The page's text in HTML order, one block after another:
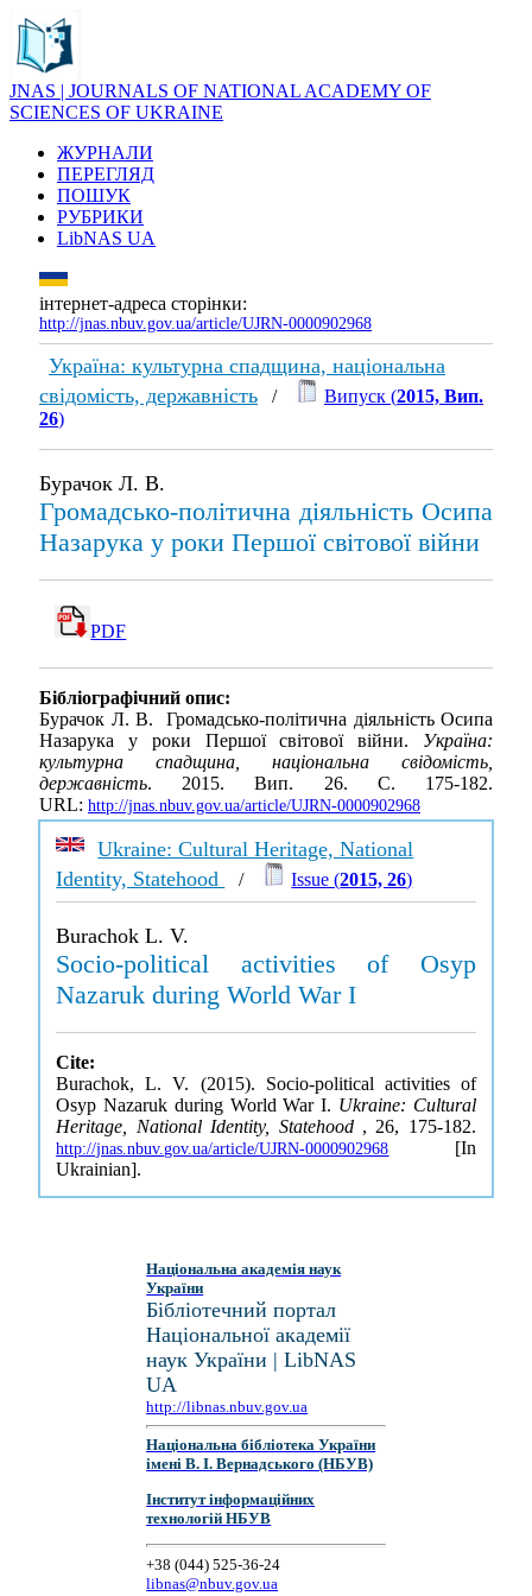
JNAS | JOURNALS OF NATIONAL ACADEMY OF
SCIENCES OF UKRAINE
ЖУРНАЛИ
ПЕРЕГЛЯД
ПОШУК
РУБРИКИ
LibNAS UA
інтернет-адреса сторінки:
http://jnas.nbuv.gov.ua/article/UJRN-0000902968
Україна: культурна спадщина, національна
свідомість, державність / Випуск (2015, Вип.
26)
Бурачок Л. В.
Громадсько-політична діяльність Осипа
Назарука у роки Першої світової війни
PDF
Бібліографічний опис:
Бурачок Л. В. Громадсько-політична діяльність Осипа
Назарука у роки Першої світової війни. Україна:
культурна спадщина, національна свідомість,
державність. 2015. Вип. 26. С. 175-182.
URL: http://jnas.nbuv.gov.ua/article/UJRN-0000902968
Ukraine: Cultural Heritage, National
Identity, Statehood
/ Issue (2015, 26)
Burachok L. V.
Socio-political activities of Osyp
Nazaruk during World War I
Cite:
Burachok, L. V. (2015). Socio-political activities of
Osyp Nazaruk during World War I. Ukraine: Cultural
Heritage, National Identity, Statehood , 26, 175-182.
http://jnas.nbuv.gov.ua/article/UJRN-0000902968 [In
Ukrainian].
Національна академія наук
України
Бібліотечний портал
Національної академії
наук України | LibNAS
UA
http://libnas.nbuv.gov.ua
Національна бібліотека України
імені В. І. Вернадського (НБУВ)
Інститут інформаційних
технологій НБУВ
+38 (044) 525-36-24
libnas@nbuv.gov.ua